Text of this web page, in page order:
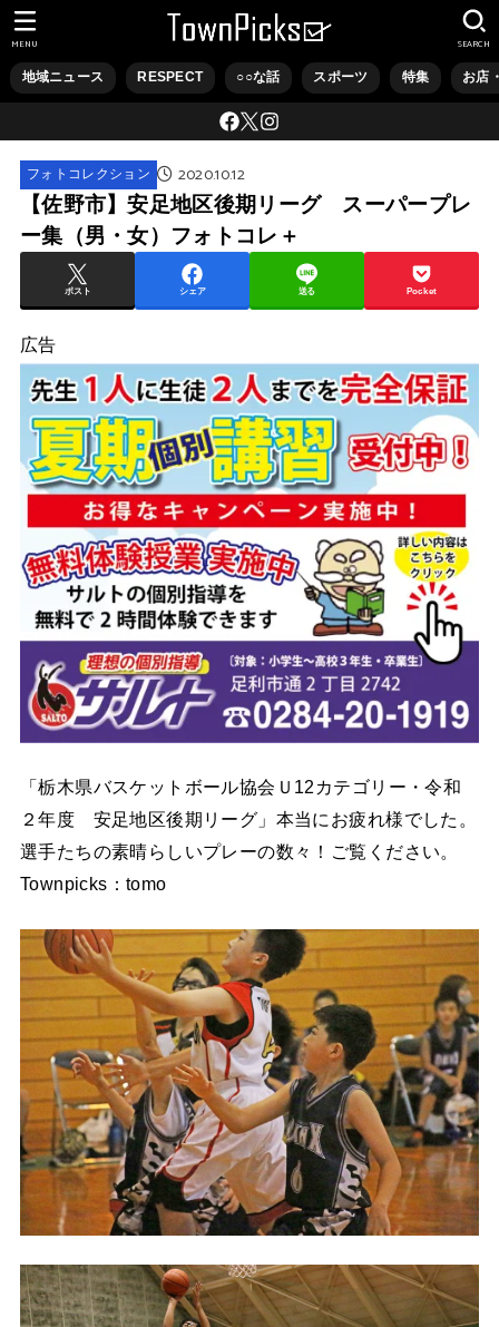
地域ニュース RESPECT ○○な話 スポーツ 特集 お店
SEARCH
MENU
フォトコレクション 2020.10.12
【佐野市】安足地区後期リーグ スーパープレ
ー集（男・女）フォトコレ＋
ポスト シェア 送る Pocket
広告
「栃木県バスケットボール協会Ｕ12カテゴリー・令和
２年度 安足地区後期リーグ」本当にお疲れ様でした。
選手たちの素晴らしいプレーの数々！ご覧ください。
Townpicks：tomo